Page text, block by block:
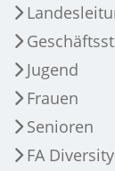
Jugend
Frauen
Senioren
FA